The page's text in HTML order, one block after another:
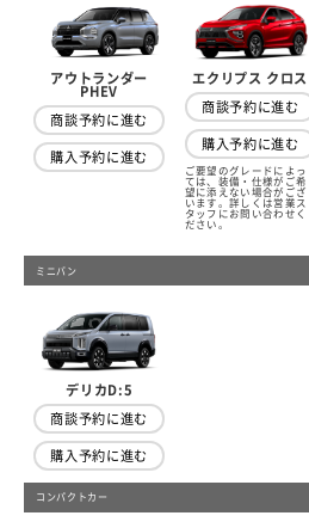
アウトランダー
PHEV
商談予約に進む
購入予約に進む
エクリプス クロス
商談予約に進む
購入予約に進む
ご要望のグレードによっ
ては、装備・仕様がご希
望に添えない場合がござ
います。詳しくは営業ス
タッフにお問い合わせく
ださい。
ミニバン
デリカD:5
商談予約に進む
購入予約に進む
コンパクトカー